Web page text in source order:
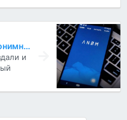
Поучительная история про анонимные мессенджеры
и